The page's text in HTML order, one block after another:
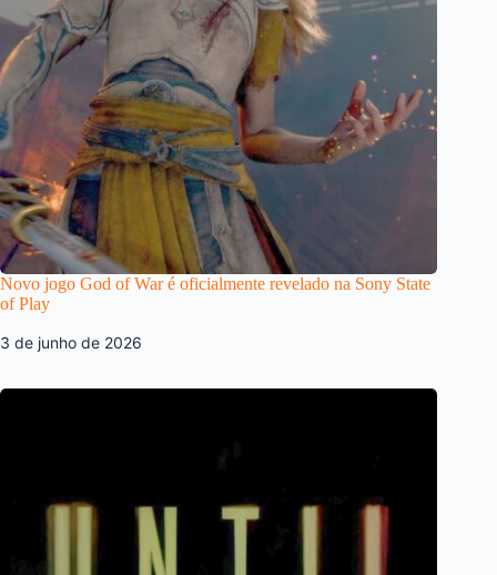
Novo jogo God of War é oficialmente revelado na Sony State
of Play
3 de junho de 2026